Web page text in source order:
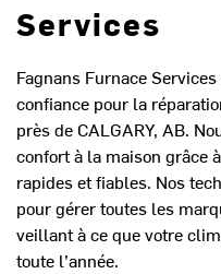
Services
Fagnans Furnace
confiance pour la
près de CALGARY, AB.
confort à la maison grâce
rapides et fiables. Nos
pour gérer toutes les
veillant à ce que votre
toute l’année.